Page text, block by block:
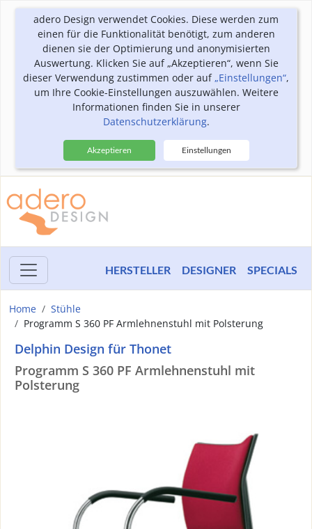
adero Design verwendet Cookies. Diese werden zum
einen für die Funktionalität benötigt, zum anderen
dienen sie der Optimierung und anonymisierten
Auswertung. Klicken Sie auf „Akzeptieren“, wenn Sie
dieser Verwendung zustimmen oder auf„Einstellungen“,
um Ihre Cookie-Einstellungen auszuwählen. Weitere
Informationen finden Sie in unserer
Datenschutzerklärung.
Akzeptieren Einstellungen
HERSTELLER DESIGNER SPECIALS
Home
Stühle
Programm S 360 PF Armlehnenstuhl mit Polsterung
Delphin Design für Thonet
Programm S 360 PF Armlehnenstuhl mit
Polsterung